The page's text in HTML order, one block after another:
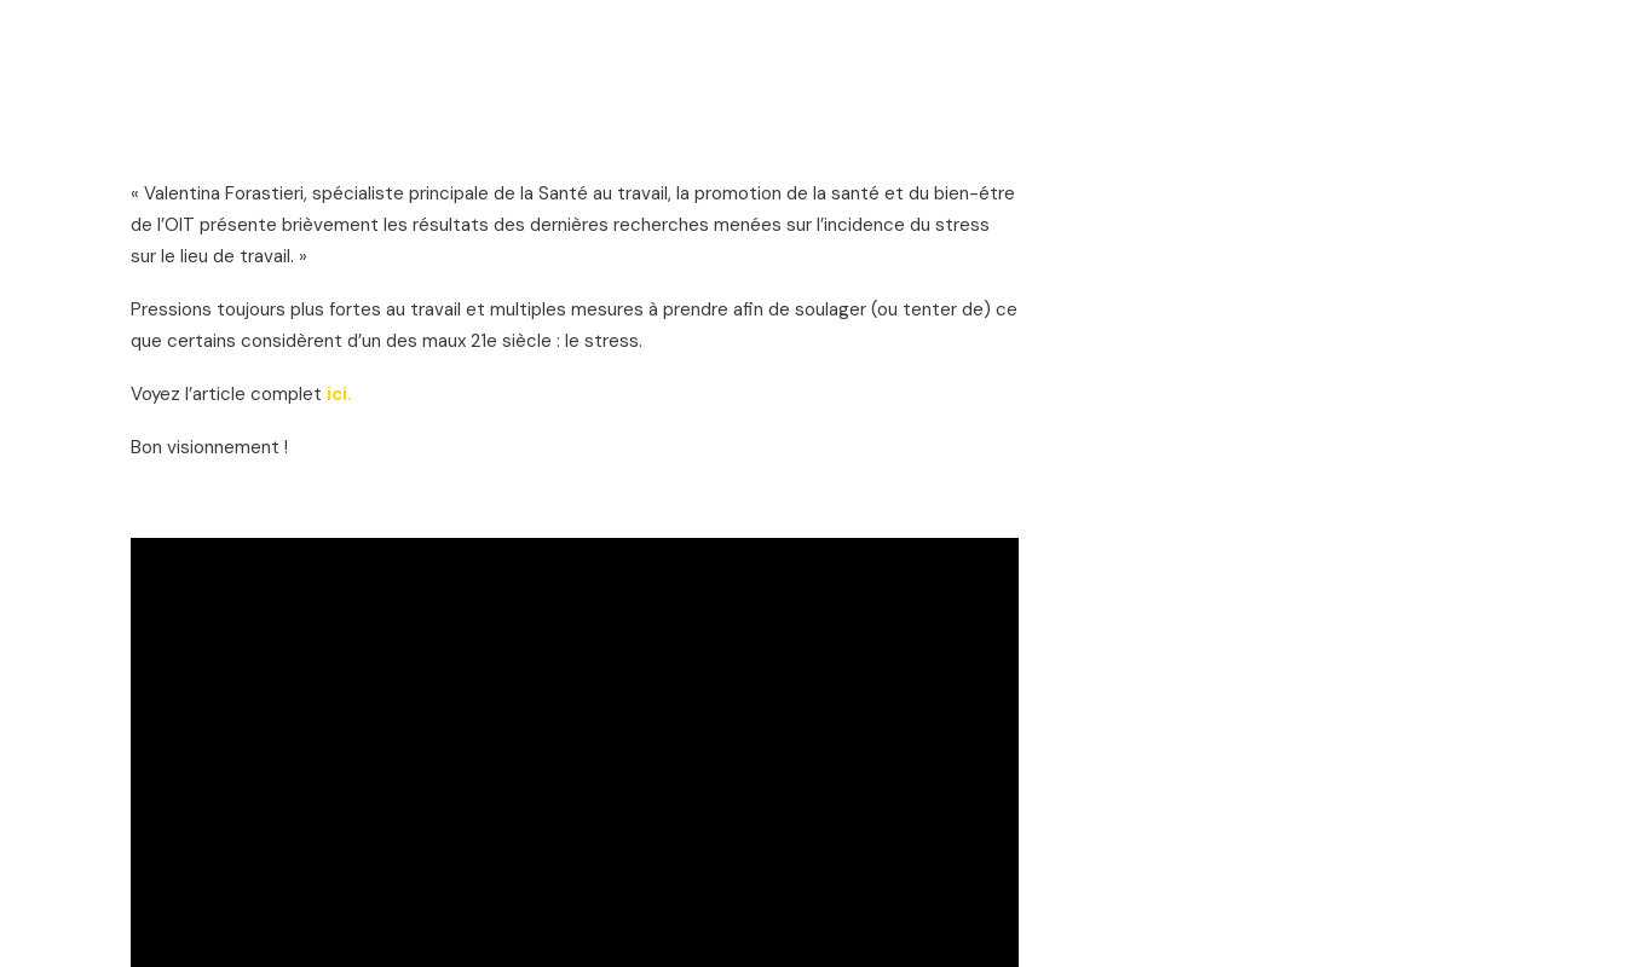
« Valentina Forastieri, spécialiste principale de la Santé au travail, la promotion de la santé et du bien-étre
de l’OIT présente brièvement les résultats des dernières recherches menées sur l’incidence du stress
sur le lieu de travail. »
Pressions toujours plus fortes au travail et multiples mesures à prendre afin de soulager (ou tenter de) ce
que certains considèrent d’un des maux 21e siècle : le stress.
Voyez l’article complet ici.
Bon visionnement !